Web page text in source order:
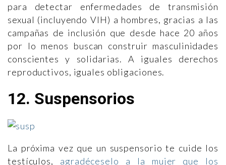
para detectar enfermedades de transmisión
sexual (incluyendo VIH) a hombres, gracias a las
campañas de inclusión que desde hace 20 años
por lo menos buscan construir masculinidades
conscientes y solidarias. A iguales derechos
reproductivos, iguales obligaciones.
12. Suspensorios
La próxima vez que un suspensorio te cuide los
testículos, agradéceselo a la mujer que los